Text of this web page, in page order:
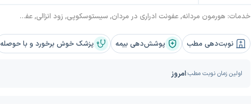
خدمات: هورمون مردانه, عفونت ادراری در مردان, سیستوسکوپی, زود انزالی, عفونت ادراری در زنان, مثانه, سرطان مثانه, عمل واریکوسل, سرطان کلیه, جراحی آلت تناسلی مرد, درمان ناباروری مردان, سنگ شکنی کلیه, سنگ مجاری ادراری, عفونت ادراری در کودکان, بی اختیاری ادراری, جراحی پروستات, سوزش ادرار, سنگ حالب, ناتوانی جنسی مردان و اختلال نعوظ, درمان زگیل تناسلی مردان
پوشش‌دهی بیمه پزشک خوش برخورد و با حوصله نوبت‌دهی مطب
اولین زمان نوبت مطب:امروز